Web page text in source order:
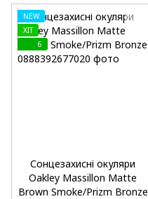
NEW
ХIT
6
Сонцезахисні окуляри
Oakley Massillon Matte
Brown Smoke/Prizm Bronze